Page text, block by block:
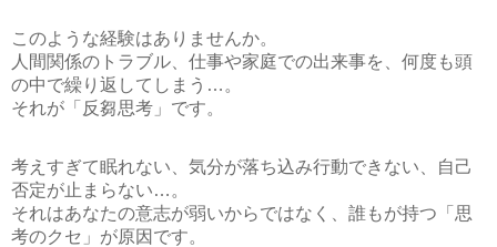
このような経験はありませんか。
人間関係のトラブル、仕事や家庭での出来事を、何度も頭
の中で繰り返してしまう…。
それが「反芻思考」です。
考えすぎて眠れない、気分が落ち込み行動できない、自己
否定が止まらない…。
それはあなたの意志が弱いからではなく、 誰もが持つ「思
考のクセ」が原因 です。